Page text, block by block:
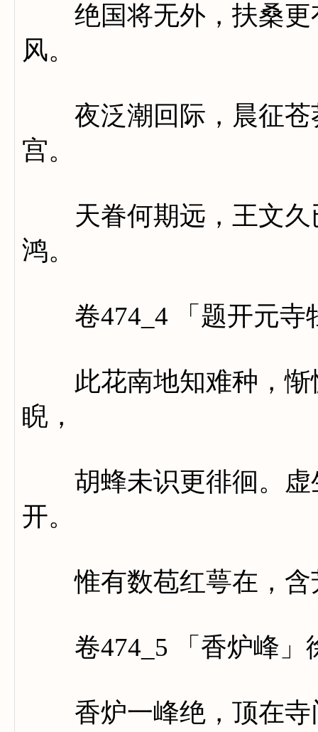
绝国将无外，扶桑更
风。
夜泛潮回际，晨征苍
宫。
天眷何期远，王文久
鸿。
卷474_4 「题开元寺
此花南地知难种，惭
睨，
胡蜂未识更徘徊。虚
开。
惟有数苞红萼在，含
卷474_5 「香炉峰」
香炉一峰绝，顶在寺